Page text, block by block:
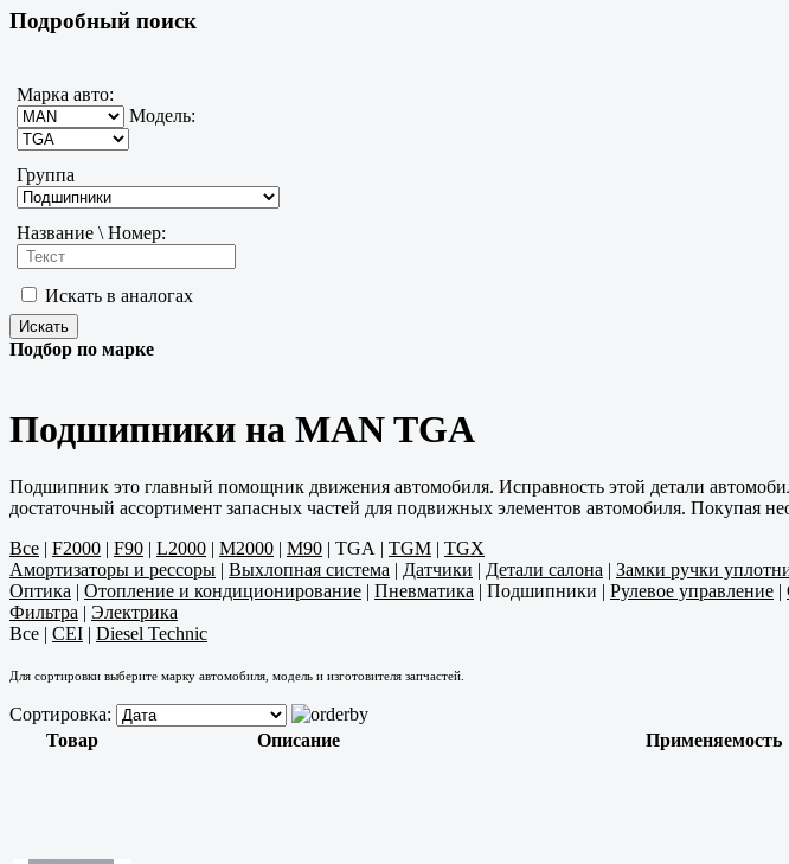
Подробный поиск
Марка авто:
Модель:
Группа
Название \ Номер:
Искать в аналогах
Подбор по марке
Подшипники на MAN TGA
Подшипник это главный помощник движения автомобиля. Исправность этой детали
достаточный ассортимент запасных частей для подвижных элементов автомобиля. Покупая
Все | F2000 | F90 | L2000 | M2000 | M90 | TGA | TGM | TGX
Амортизаторы и рессоры | Выхлопная система | Датчики | Детали салона | Замки ручки
Оптика | Отопление и кондиционирование | Пневматика | Подшипники | Рулевое управление |
Фильтра | Электрика
Все | CEI | Diesel Technic
Для сортировки выберите марку автомобиля, модель и изготовителя запчастей.
Сортировка:
Товар
Описание Применяемость